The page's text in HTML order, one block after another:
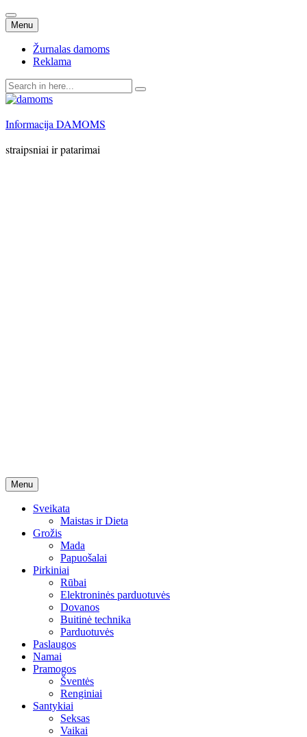
Menu Skip
to
content
Žurnalas damoms
Reklama
Search
for:
Informacija DAMOMS
straipsniai ir patarimai
Menu Skip
to
content
Sveikata
Maistas ir Dieta
Grožis
Mada
Papuošalai
Pirkiniai
Rūbai
Elektroninės parduotuvės
Dovanos
Buitinė technika
Parduotuvės
Paslaugos
Namai
Pramogos
Šventės
Renginiai
Santykiai
Seksas
Vaikai